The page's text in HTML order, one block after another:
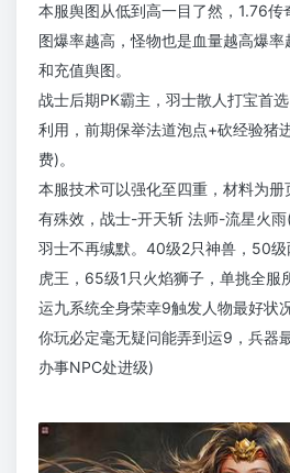
本服舆图从低到高一目了然，1.76
图爆率越高，怪物也是血量越高爆
和充值舆图。
战士后期PK霸主，羽士散人打宝首
利用，前期保举法道泡点+砍经验猪
费)。
本服技术可以强化至四重，材料为
有殊效，战士-开天斩 法师-流星火雨
羽士不再缄默。40级2只神兽，50
虎王，65级1只火焰狮子，单挑全服
运九系统全身荣幸9触发人物最好状
你玩必定毫无疑问能弄到运9，兵器
办事NPC处进级)